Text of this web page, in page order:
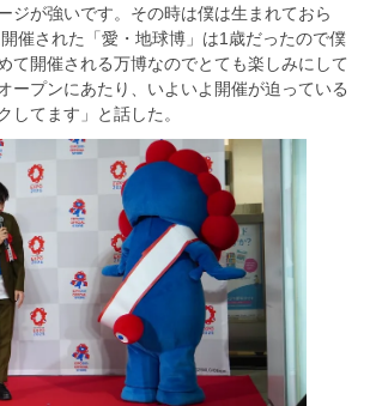
ジが強いです。その時は僕は生まれておら
催された「愛・地球博」は1歳だったので僕
て開催される万博なのでとても楽しみにして
ープンにあたり、いよいよ開催が迫っている
してます」と話した。